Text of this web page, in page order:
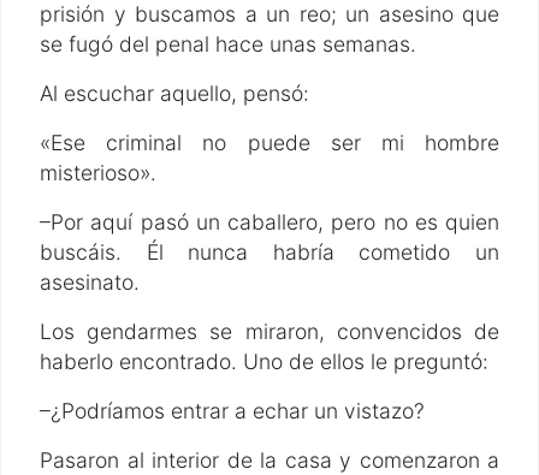
prisión y buscamos a un reo; un asesino que
se fugó del penal hace unas semanas.
Al escuchar aquello, pensó:
«Ese criminal no puede ser mi hombre
misterioso».
–Por aquí pasó un caballero, pero no es quien
buscáis. Él nunca habría cometido un
asesinato.
Los gendarmes se miraron, convencidos de
haberlo encontrado. Uno de ellos le preguntó:
–¿Podríamos entrar a echar un vistazo?
Pasaron al interior de la casa y comenzaron a